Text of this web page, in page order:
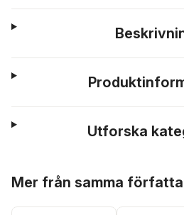
Utforska
Mer från samma